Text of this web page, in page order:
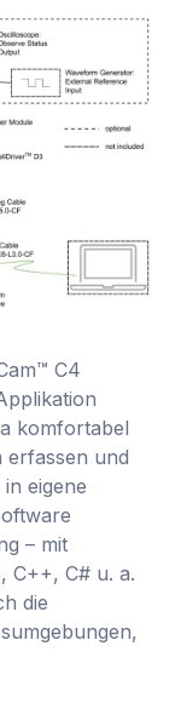
C4
komfortabel
erfassen und
eigene
– mit
C++, C# u. a.
die